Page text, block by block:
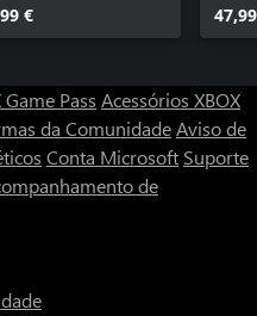
€
Game Pass Acessórios XBOX
da ComunidadeAviso de
Conta Microsoft Suporte
de